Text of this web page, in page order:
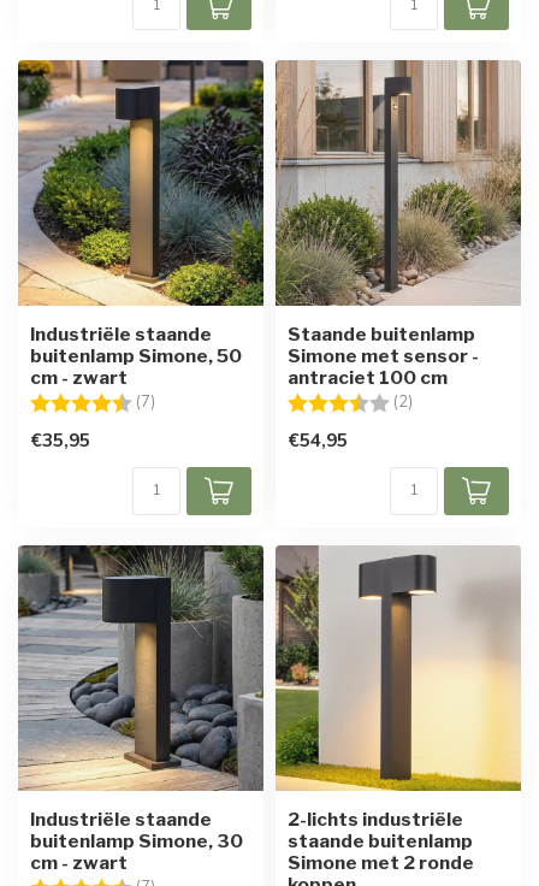
Industriële staande
buitenlamp Simone, 50
cm - zwart
Beoordeling: (7)
€35,95
Staande buitenlamp
Simone met sensor -
antraciet 100 cm
Beoordeling: (2)
€54,95
Industriële staande
buitenlamp Simone, 30
cm - zwart
2-lichts industriële
staande buitenlamp
Simone met 2 ronde